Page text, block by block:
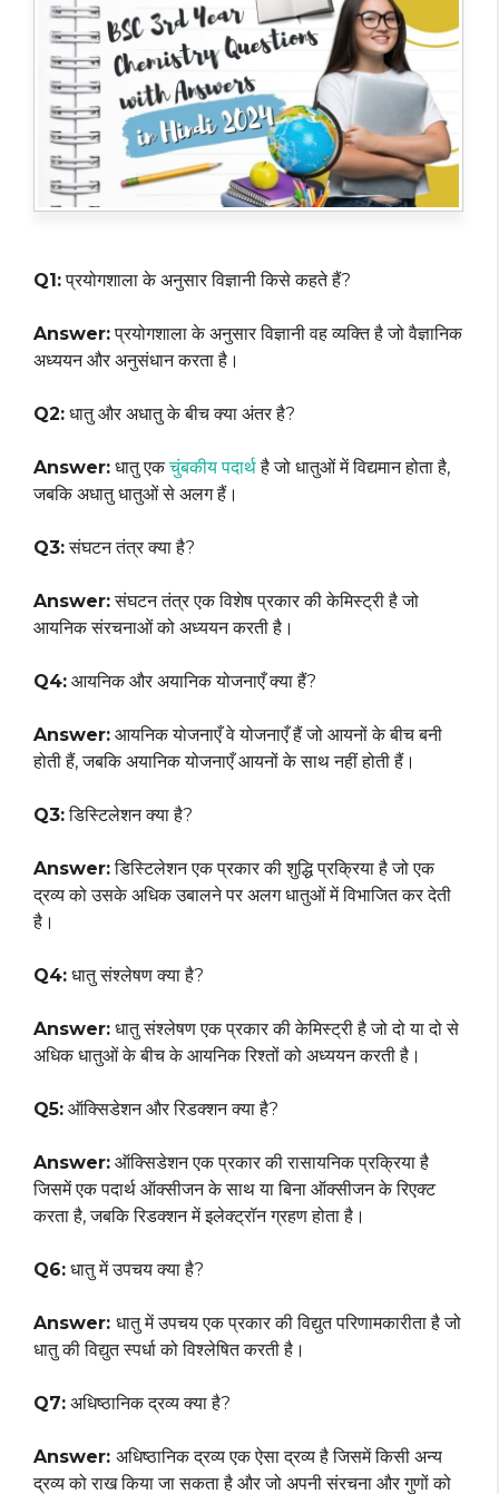
Q1:प्रयोगशाला के अनुसार विज्ञानी किसे कहते हैं?
Answer:प्रयोगशाला के अनुसार विज्ञानी वह व्यक्ति है जो वैज्ञानिक
अध्ययन और अनुसंधान करता है।
Q2: धातु और अधातु के बीच क्या अंतर है?
Answer: धातु एकचुंबकीय पदार्थहै जो धातुओं में विद्यमान होता है,
जबकि अधातु धातुओं से अलग हैं।
Q3:संघटन तंत्र क्या है?
Answer:संघटन तंत्र एक विशेष प्रकार की केमिस्ट्री है जो
आयनिक संरचनाओं को अध्ययन करती है।
Q4: आयनिक और अयानिक योजनाएँ क्या हैं?
Answer: आयनिक योजनाएँ वे योजनाएँ हैं जो आयनों के बीच बनी
होती हैं, जबकि अयानिक योजनाएँ आयनों के साथ नहीं होती हैं।
Q3:डिस्टिलेशन क्या है?
Answer:डिस्टिलेशन एक प्रकार की शुद्धि प्रक्रिया है जो एक
द्रव्य को उसके अधिक उबालने पर अलग धातुओं में विभाजित कर देती
है।
Q4: धातु संश्लेषण क्या है?
Answer: धातु संश्लेषण एक प्रकार की केमिस्ट्री है जो दो या दो से
अधिक धातुओं के बीच के आयनिक रिश्तों को अध्ययन करती है।
Q5: ऑक्सिडेशन और रिडक्शन क्या है?
Answer: ऑक्सिडेशन एक प्रकार की रासायनिक प्रक्रिया है
जिसमें एक पदार्थ ऑक्सीजन के साथ या बिना ऑक्सीजन के रिएक्ट
करता है, जबकि रिडक्शन में इलेक्ट्रॉन ग्रहण होता है।
Q6: धातु में उपचय क्या है?
Answer: धातु में उपचय एक प्रकार की विद्युत परिणामकारीता है जो
धातु की विद्युत स्पर्धा को विश्लेषित करती है।
Q7: अधिष्ठानिक द्रव्य क्या है?
Answer: अधिष्ठानिक द्रव्य एक ऐसा द्रव्य है जिसमें किसी अन्य
द्रव्य को राख किया जा सकता है और जो अपनी संरचना और गुणों को